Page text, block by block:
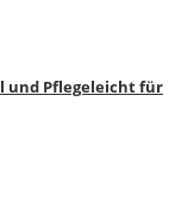
und Pflegeleicht für